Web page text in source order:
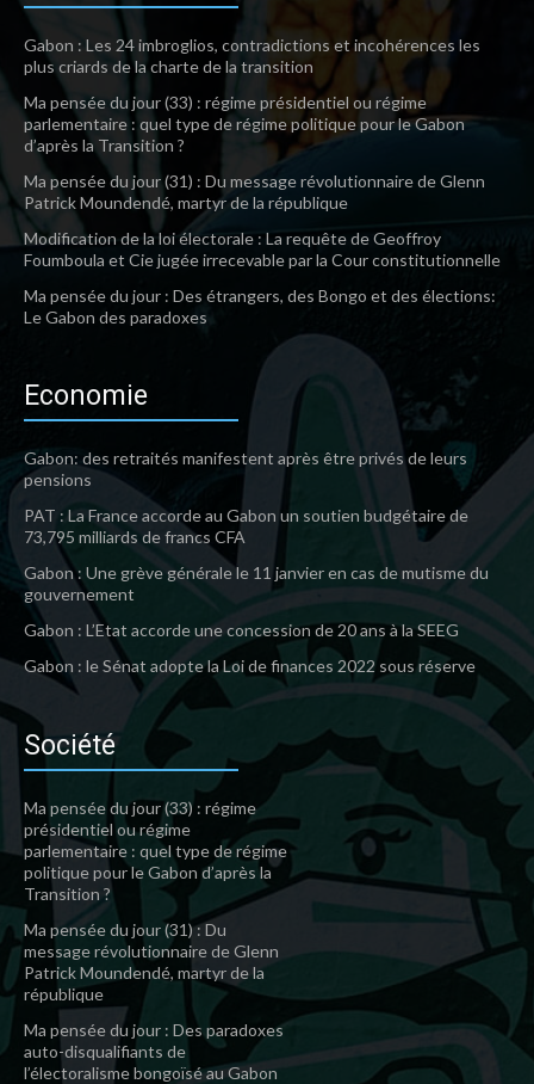
Gabon : Les 24 imbroglios, contradictions et incohérences les
plus criards de la charte de la transition
Ma pensée du jour (33) : régime présidentiel ou régime
parlementaire : quel type de régime politique pour le Gabon
d’après la Transition ?
Ma pensée du jour (31) : Du message révolutionnaire de Glenn
Patrick Moundendé, martyr de la république
Modification de la loi électorale : La requête de Geoffroy
Foumboula et Cie jugée irrecevable par la Cour constitutionnelle
Ma pensée du jour : Des étrangers, des Bongo et des élections:
Le Gabon des paradoxes
Economie
Gabon: des retraités manifestent après être privés de leurs
pensions
PAT : La France accorde au Gabon un soutien budgétaire de
73,795 milliards de francs CFA
Gabon : Une grève générale le 11 janvier en cas de mutisme du
gouvernement
Gabon : L’Etat accorde une concession de 20 ans à la SEEG
Gabon : le Sénat adopte la Loi de finances 2022 sous réserve
Société
Ma pensée du jour (33) : régime
présidentiel ou régime
parlementaire : quel type de régime
politique pour le Gabon d’après la
Transition ?
Ma pensée du jour (31) : Du
message révolutionnaire de Glenn
Patrick Moundendé, martyr de la
république
Ma pensée du jour : Des paradoxes
auto-disqualifiants de
l’électoralisme bongoïsé au Gabon